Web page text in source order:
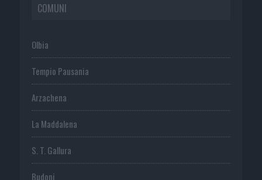
COMUNI
Olbia
Tempio Pausania
Arzachena
La Maddalena
S. T. Gallura
Budoni